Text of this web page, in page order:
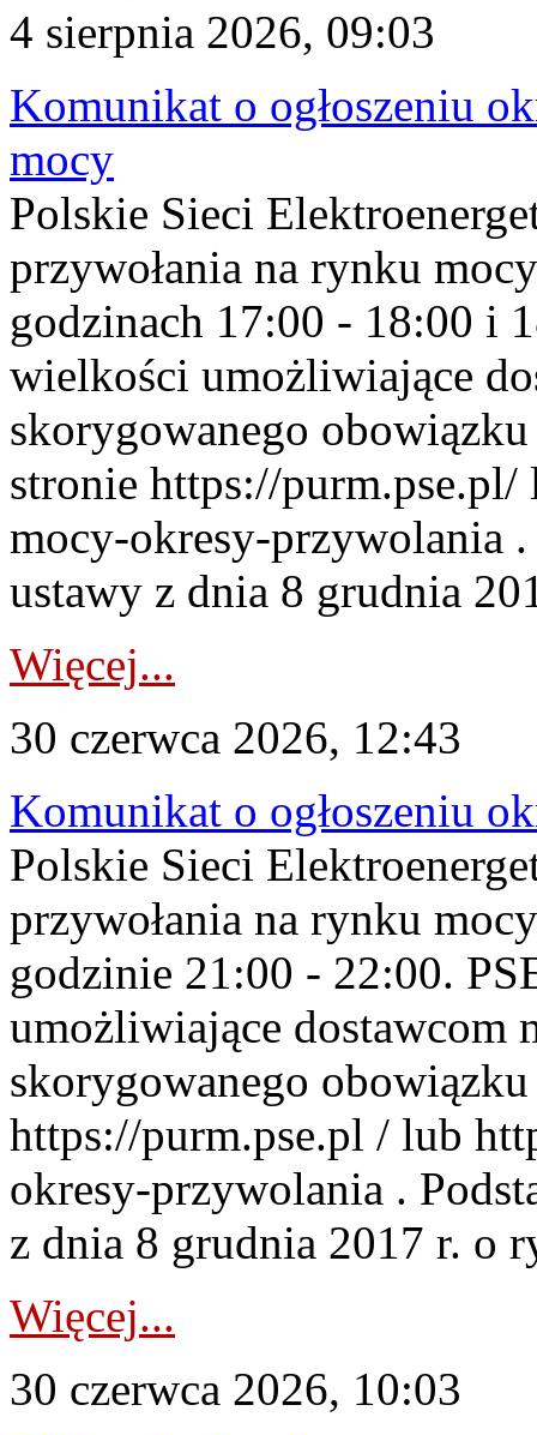
4 sierpnia 2026, 09:03
Komunikat o ogłoszeniu
mocy
Polskie Sieci
przywołania na rynku
godzinach 17:00 - 18:00 i
wielkości umożliwiające
skorygowanego
stronie https://
mocy-okresy-przywolania
ustawy z dnia 8 grudnia
Więcej...
30 czerwca 2026, 12:43
Komunikat o ogłoszeniu
Polskie Sieci
przywołania na rynku
godzinie 21:00 - 22:00.
umożliwiające dostawcom
skorygowanego
https://purm.pse.pl / lub
okresy-przywolania .
z dnia 8 grudnia 2017 r. o
Więcej...
30 czerwca 2026, 10:03